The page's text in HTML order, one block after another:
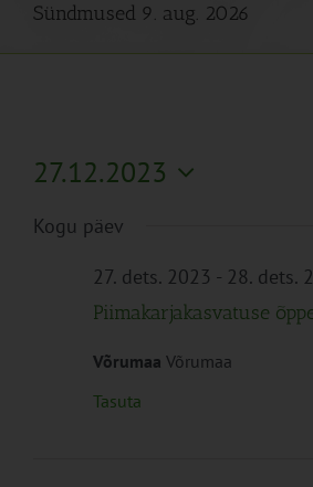
Sündmused 9. aug. 2026
27.12.2023
kuupäev.
Kogu päev
27. dets. 2023 - 28. dets.
Piimakarjakasvatuse
Võrumaa Võrumaa
Tasuta